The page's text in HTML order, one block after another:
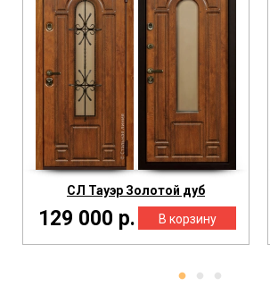
СЛ Тауэр Золотой дуб
129 000 р.